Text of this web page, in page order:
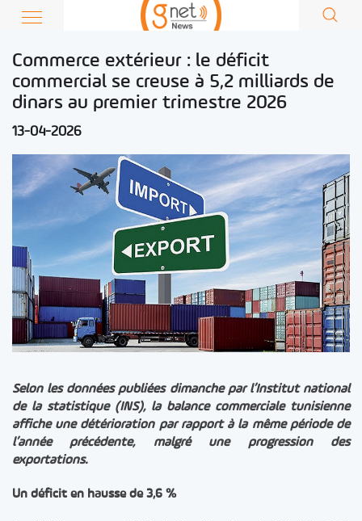
Commerce extérieur : le déficit
commercial se creuse à 5,2 milliards de
dinars au premier trimestre 2026
13-04-2026
Selon les données publiées dimanche par l’Institut national
de la statistique (INS), la balance commerciale tunisienne
affiche une détérioration par rapport à la même période de
l’année précédente, malgré une progression des
exportations.
Un déficit en hausse de 3,6 %